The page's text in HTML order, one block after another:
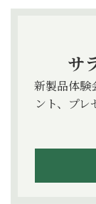
サ
新製品体験
ント、プ